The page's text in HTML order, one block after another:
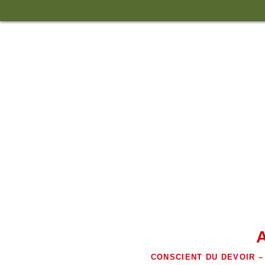
CONSCIENT DU DEVOIR